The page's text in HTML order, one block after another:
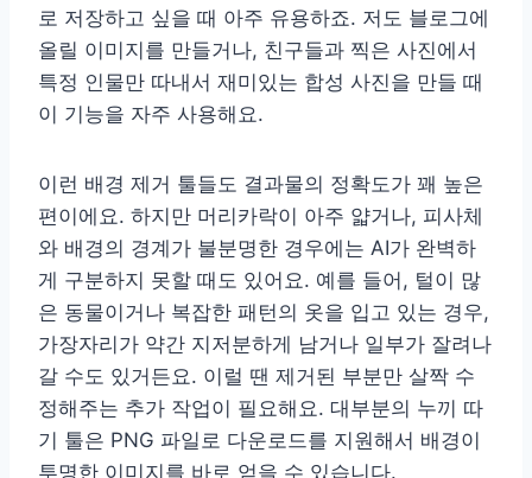
로 저장하고 싶을 때 아주 유용하죠. 저도 블로그에
올릴 이미지를 만들거나, 친구들과 찍은 사진에서
특정 인물만 따내서 재미있는 합성 사진을 만들 때
이 기능을 자주 사용해요.
이런 배경 제거 툴들도 결과물의 정확도가 꽤 높은
편이에요. 하지만 머리카락이 아주 얇거나, 피사체
와 배경의 경계가 불분명한 경우에는 AI가 완벽하
게 구분하지 못할 때도 있어요. 예를 들어, 털이 많
은 동물이거나 복잡한 패턴의 옷을 입고 있는 경우,
가장자리가 약간 지저분하게 남거나 일부가 잘려나
갈 수도 있거든요. 이럴 땐 제거된 부분만 살짝 수
정해주는 추가 작업이 필요해요. 대부분의 누끼 따
기 툴은 PNG 파일로 다운로드를 지원해서 배경이
투명한 이미지를 바로 얻을 수 있습니다.